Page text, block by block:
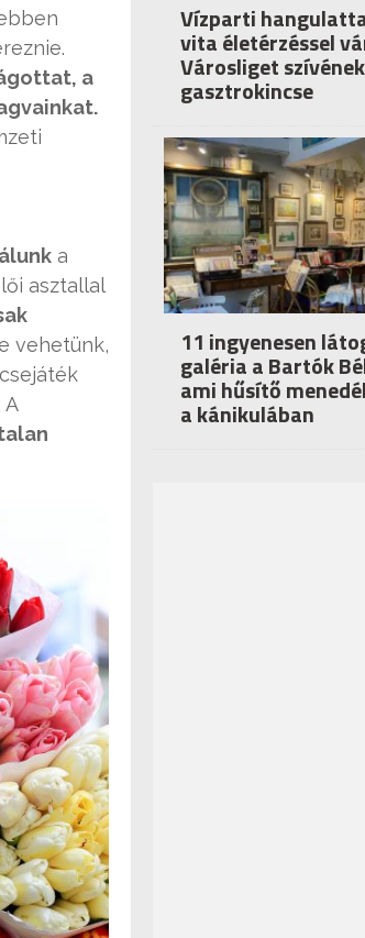
a
a
asztallal
vehetünk,
Vízparti
vita életérzéssel
Városliget
gasztrokincse
11 ingyenesen
galéria a Bartók
ami hűsítő
a kánikulában